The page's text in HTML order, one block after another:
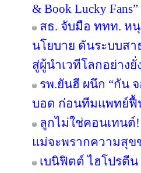
& Book Lucky Fans”
สธ. จับมือ ททท. หนุ
นโยบาย ดันระบบส
สู่ผู้นำเวทีโลกอย่างยั่
รพ.ยันฮี ผนึก “กัน
บอด ก่อนทีมแพทย์ฟื้
ลูกไม่ใช่คอนเทนต์
แม่จะพรากความสุข
เบนิฟิตต์ ไฮโปรตี